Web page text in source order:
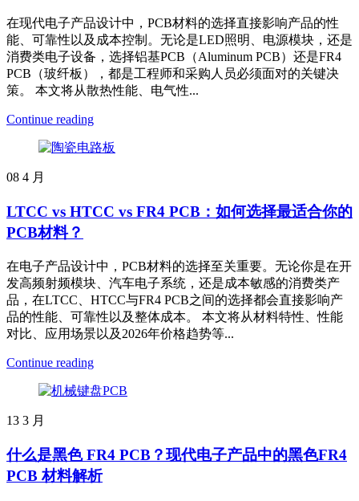
在现代电子产品设计中，PCB材料的选择直接影响产品的性
能、可靠性以及成本控制。无论是LED照明、电源模块，还是
消费类电子设备，选择铝基PCB（Aluminum PCB）还是FR4
PCB（玻纤板），都是工程师和采购人员必须面对的关键决
策。 本文将从散热性能、电气性...
Continue reading
08 4 月
LTCC vs HTCC vs FR4 PCB：如何选择最适合你的
PCB材料？
在电子产品设计中，PCB材料的选择至关重要。无论你是在开
发高频射频模块、汽车电子系统，还是成本敏感的消费类产
品，在LTCC、HTCC与FR4 PCB之间的选择都会直接影响产
品的性能、可靠性以及整体成本。 本文将从材料特性、性能
对比、应用场景以及2026年价格趋势等...
Continue reading
13 3 月
什么是黑色 FR4 PCB？现代电子产品中的黑色FR4
PCB 材料解析